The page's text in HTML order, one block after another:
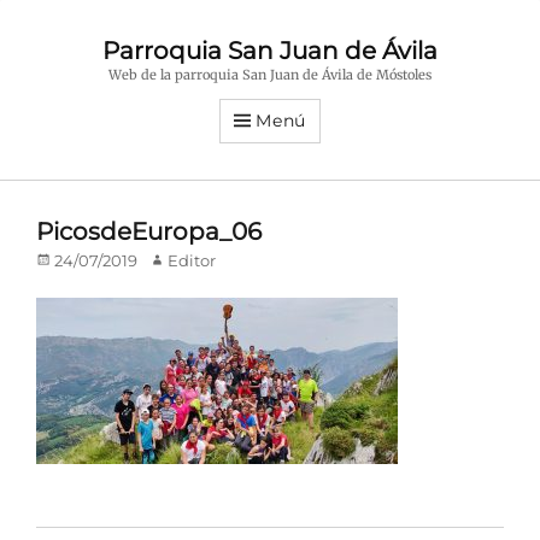
Parroquia San Juan de Ávila
Web de la parroquia San Juan de Ávila de Móstoles
Menú
PicosdeEuropa_06
Publicado
24/07/2019 Autor
Editor